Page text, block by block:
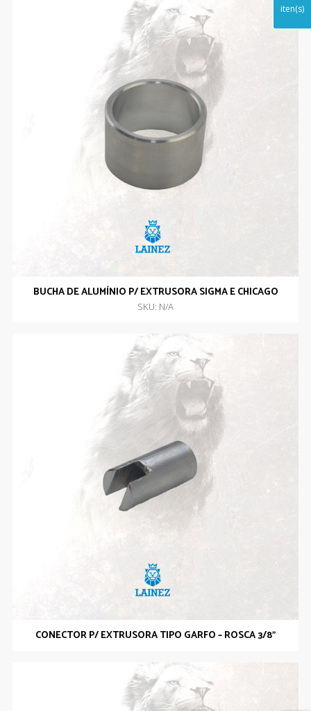
iten(s)
BUCHA DE ALUMÍNIO P/ EXTRUSORA SIGMA E CHICAGO
SKU: N/A
CONECTOR P/ EXTRUSORA TIPO GARFO – ROSCA 3/8”